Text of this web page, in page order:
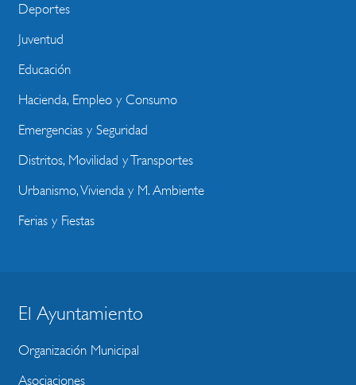
Deportes
Juventud
Educación
Hacienda, Empleo y Consumo
Emergencias y Seguridad
Distritos, Movilidad y Transportes
Urbanismo, Vivienda y M. Ambiente
Ferias y Fiestas
BLOQUE
MENU
WEBSITE
El Ayuntamiento
Organización Municipal
Asociaciones